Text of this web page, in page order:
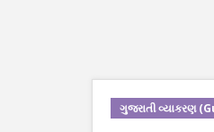
ગુજરાતી વ્યાકરણ